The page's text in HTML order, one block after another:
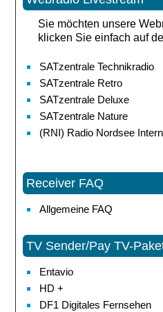
Sie möchten unsere
klicken Sie einfach auf
SATzentrale Technikradio
SATzentrale Retro
SATzentrale Deluxe
SATzentrale Nature
(RNI) Radio Nordsee
Receiver FAQ
Allgemeine FAQ
TV Sender/Pay TV-
Entavio
HD +
DF1 Digitales Fernsehen